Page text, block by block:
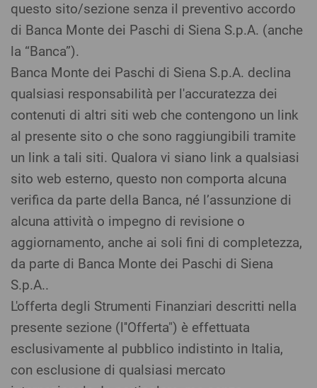
questo sito/sezione senza il preventivo accordo
di Banca Monte dei Paschi di Siena S.p.A. (anche
la “Banca”).
Banca Monte dei Paschi di Siena S.p.A. declina
qualsiasi responsabilità per l'accuratezza dei
contenuti di altri siti web che contengono un link
al presente sito o che sono raggiungibili tramite
un link a tali siti. Qualora vi siano link a qualsiasi
sito web esterno, questo non comporta alcuna
verifica da parte della Banca, né l’assunzione di
alcuna attività o impegno di revisione o
aggiornamento, anche ai soli fini di completezza,
da parte di Banca Monte dei Paschi di Siena
S.p.A..
L'offerta degli Strumenti Finanziari descritti nella
presente sezione (l''Offerta") è effettuata
esclusivamente al pubblico indistinto in Italia,
con esclusione di qualsiasi mercato